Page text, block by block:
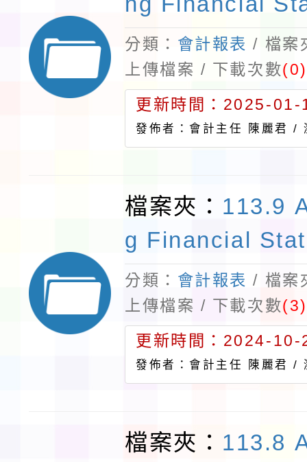
分類： 會計報表 / 檔案
上傳檔案 / 下載次數(0)
更新時間：2025-
發佈者：會計主任 陳麗君 /
檔案夾： 113.9
g Financial
分類： 會計報表 / 檔案
上傳檔案 / 下載次數(3)
更新時間：2024-
發佈者：會計主任 陳麗君 /
檔案夾： 113.8